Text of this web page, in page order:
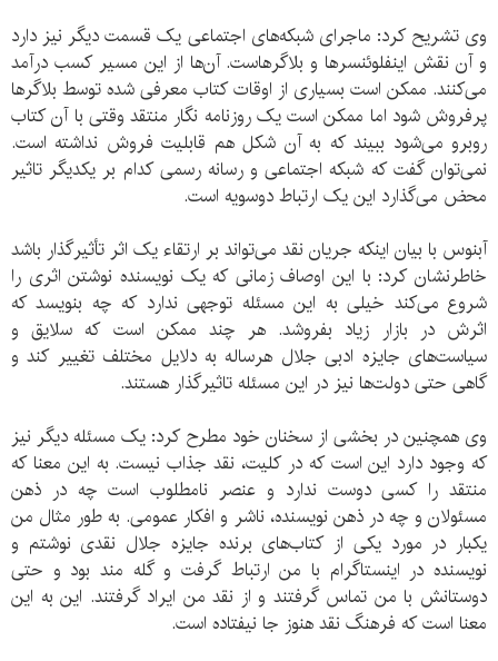
وی تشریح کرد: ماجرای شبکه‌های اجتماعی یک قسمت دیگر نیز دارد
و آن نقش اینفلوئنسرها و بلاگرهاست. آن‌ها از این مسیر کسب درآمد
می‌کنند. ممکن است بسیاری از اوقات کتاب معرفی شده توسط بلاگرها
پرفروش شود اما ممکن است یک روزنامه نگار منتقد وقتی با آن کتاب
روبرو می‌شود ببیند که به آن شکل هم قابلیت فروش نداشته است.
نمی‌توان گفت که شبکه اجتماعی و رسانه رسمی کدام بر یکدیگر تاثیر
محض می‌گذارد این یک ارتباط دوسویه است.
آبنوس با بیان اینکه جریان نقد می‌تواند بر ارتقاء یک اثر تأثیرگذار باشد
خاطرنشان کرد: با این اوصاف زمانی که یک نویسنده نوشتن اثری را
شروع می‌کند خیلی به این مسئله توجهی ندارد که چه بنویسد که
اثرش در بازار زیاد بفروشد. هر چند ممکن است که سلایق و
سیاست‌های جایزه ادبی جلال هرساله به دلایل مختلف تغییر کند و
گاهی حتی دولت‌ها نیز در این مسئله تاثیرگذار هستند.
وی همچنین در بخشی از سخنان خود مطرح کرد: یک مسئله دیگر نیز
که وجود دارد این است که در کلیت، نقد جذاب نیست. به این معنا که
منتقد را کسی دوست ندارد و عنصر نامطلوب است چه در ذهن
مسئولان و چه در ذهن نویسنده، ناشر و افکار عمومی. به طور مثال من
یکبار در مورد یکی از کتاب‌های برنده جایزه جلال نقدی نوشتم و
نویسنده در اینستاگرام با من ارتباط گرفت و گله مند بود و حتی
دوستانش با من تماس گرفتند و از نقد من ایراد گرفتند. این به این
معنا است که فرهنگ نقد هنوز جا نیفتاده است.